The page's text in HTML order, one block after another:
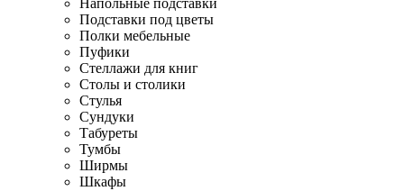
Напольные подставки
Подставки под цветы
Полки мебельные
Пуфики
Стеллажи для книг
Столы и столики
Стулья
Сундуки
Табуреты
Тумбы
Ширмы
Шкафы